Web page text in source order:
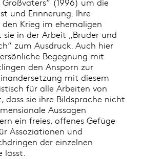
und Erinnerung. Ihre
Krieg im ehemaligen
in der Arbeit „Bruder und
zum Ausdruck. Auch hier
Begegnung mit
den Ansporn zur
mit diesem
für alle Arbeiten von
dass sie ihre Bildsprache nicht
Aussagen
ein freies, offenes Gefüge
Assoziationen und
der einzelnen